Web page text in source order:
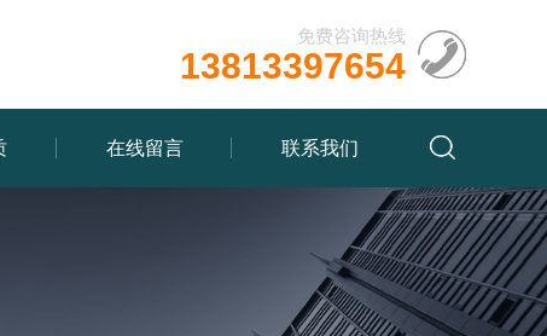
免费咨询热线
13813397654
在线留言 联系我们